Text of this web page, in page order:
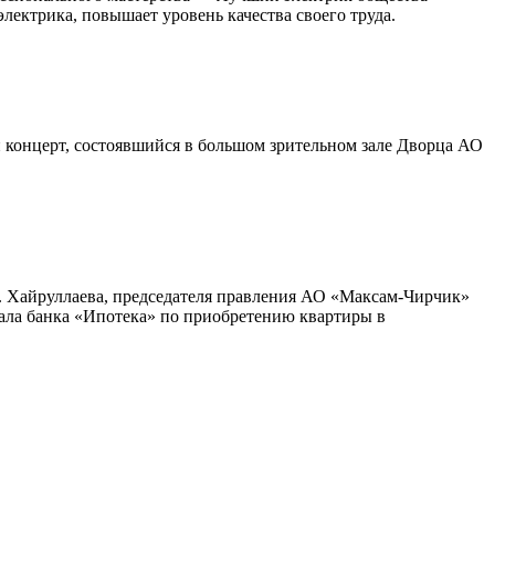
повышает уровень качества своего труда.
состоявшийся в большом зрительном зале Дворца АО
председателя правления АО «Максам-Чирчик»
банка «Ипотека» по приобретению квартиры в